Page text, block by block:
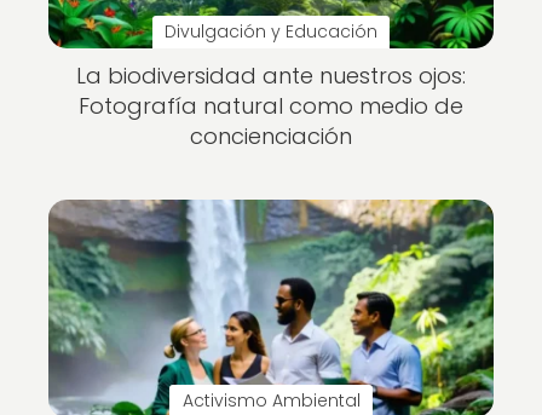
Divulgación y Educación
La biodiversidad ante nuestros ojos:
Fotografía natural como medio de
concienciación
Activismo Ambiental